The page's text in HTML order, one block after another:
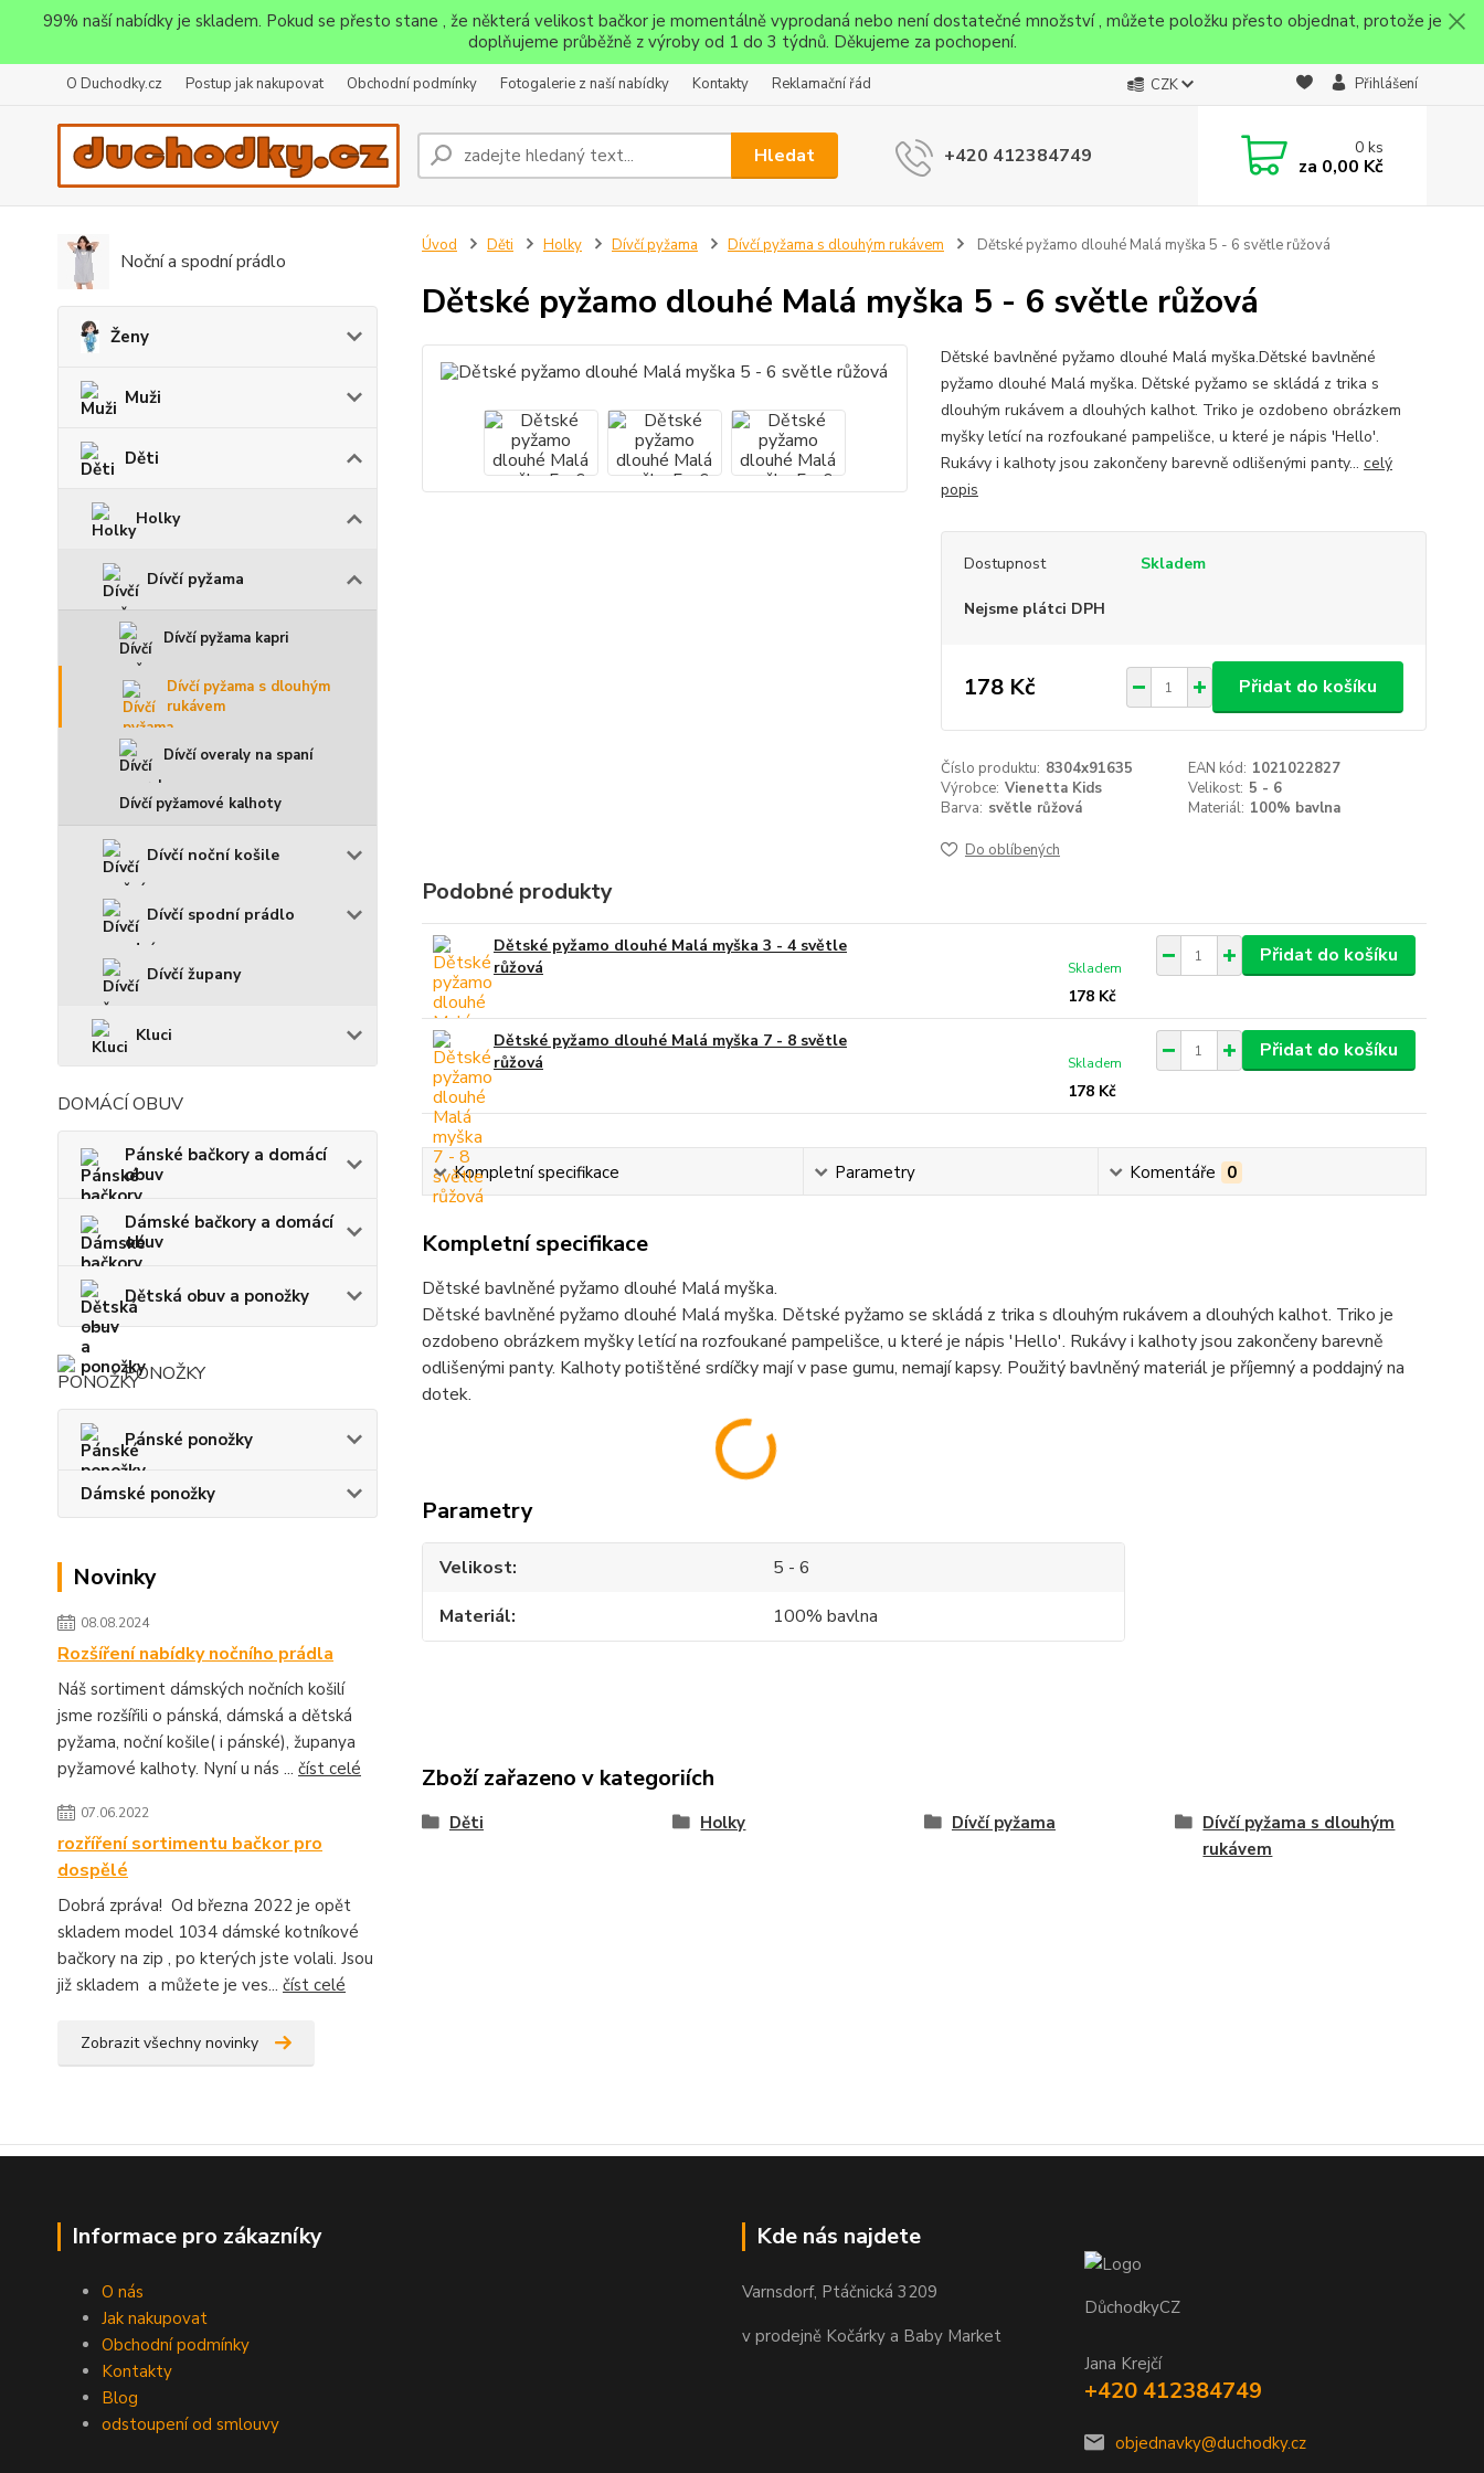
99% naší nabídky je skladem. Pokud se přesto stane , že některá velikost bačkor je momentálně vyprodaná nebo není dostatečné množství , můžete položku přesto objednat, protože je
doplňujeme průběžně z výroby od 1 do 3 týdnů. Děkujeme za pochopení.
O Duchodky.cz Postup jak nakupovat Obchodní podmínky Fotogalerie z naší nabídky Kontakty Reklamační řád CZK Přihlášení
Hledat +420 412384749 0ks
za 0,00 Kč
Noční a spodní prádlo
Ženy
Muži
Děti
Holky
Dívčí pyžama
Dívčí pyžama kapri
Dívčí pyžama s dlouhým
rukávem
Dívčí overaly na spaní
Dívčí pyžamové kalhoty
Dívčí noční košile
Dívčí spodní prádlo
Dívčí župany
Kluci
DOMÁCÍ OBUV
Pánské bačkory a domácí
obuv
Dámské bačkory a domácí
obuv
Dětská obuv a ponožky
PONOŽKY
Pánské ponožky
Dámské ponožky
Novinky
08.08.2024
Rozšíření nabídky nočního prádla
Náš sortiment dámských nočních košilí
jsme rozšířili o pánská, dámská a dětská
pyžama, noční košile( i pánské), županya
pyžamové kalhoty. Nyní u nás ... číst celé
07.06.2022
rozříření sortimentu bačkor pro
dospělé
Dobrá zpráva! Od března 2022 je opět
skladem model 1034 dámské kotníkové
bačkory na zip , po kterých jste volali. Jsou
již skladem a můžete je ves... číst celé
Zobrazit všechny novinky
Úvod Děti Holky Dívčí pyžama Dívčí pyžama s dlouhým rukávem Dětské pyžamo dlouhé Malá myška 5 - 6 světle růžová
Dětské pyžamo dlouhé Malá myška 5 - 6 světle růžová
Dětské bavlněné pyžamo dlouhé Malá myška.Dětské bavlněné
pyžamo dlouhé Malá myška. Dětské pyžamo se skládá z trika s
dlouhým rukávem a dlouhých kalhot. Triko je ozdobeno obrázkem
myšky letící na rozfoukané pampelišce, u které je nápis 'Hello'.
Rukávy i kalhoty jsou zakončeny barevně odlišenými panty... celý
popis
Dostupnost Skladem
Nejsme plátci DPH
178 Kč Přidat do košíku
Číslo produktu: 8304x91635 EAN kód: 1021022827
Výrobce: Vienetta Kids Velikost: 5 - 6
Barva: světle růžová Materiál: 100% bavlna
Do oblíbených
Podobné produkty
Dětské pyžamo dlouhé Malá myška 3 - 4 světle
růžová
178 Kč
Skladem
Přidat do košíku
Dětské pyžamo dlouhé Malá myška 7 - 8 světle
růžová
178 Kč
Skladem
Přidat do košíku
Kompletní specifikace Parametry Komentáře 0
Kompletní specifikace
Dětské bavlněné pyžamo dlouhé Malá myška.
Dětské bavlněné pyžamo dlouhé Malá myška. Dětské pyžamo se skládá z trika s dlouhým rukávem a dlouhých kalhot. Triko je
ozdobeno obrázkem myšky letící na rozfoukané pampelišce, u které je nápis 'Hello'. Rukávy i kalhoty jsou zakončeny barevně
odlišenými panty. Kalhoty potištěné srdíčky mají v pase gumu, nemají kapsy. Použitý bavlněný materiál je příjemný a poddajný na
dotek.
Parametry
Velikost
5 - 6
Materiál
100% bavlna
Zboží zařazeno v kategoriích
Děti Holky Dívčí pyžama
Dívčí pyžama s dlouhým
rukávem
Informace pro zákazníky
O nás
Jak nakupovat
Obchodní podmínky
Kontakty
Blog
odstoupení od smlouvy
Kde nás najdete
Varnsdorf, Ptáčnická 3209
v prodejně Kočárky a Baby Market
DůchodkyCZ
Jana Krejčí
+420 412384749
objednavky@duchodky.cz